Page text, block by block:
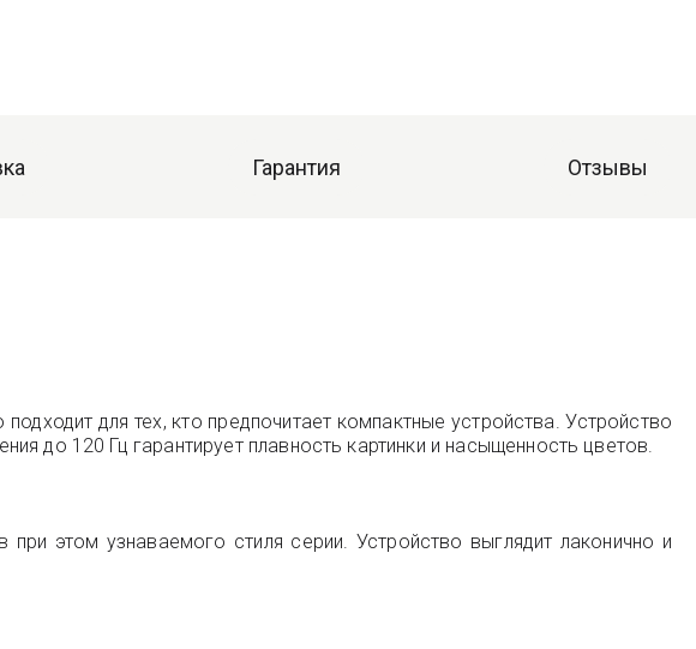
Гарантия Отзывы
для тех, кто предпочитает компактные устройства. Устройство
до 120 Гц гарантирует плавность картинки и насыщенность цветов.
этом узнаваемого стиля серии. Устройство выглядит лаконично и